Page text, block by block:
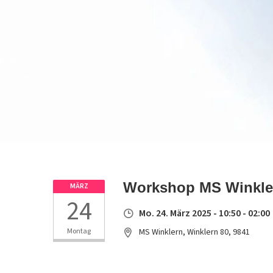
MÄRZ
24
Montag
Workshop MS
Mo. 24. März 2025 - 10:50 - 02:00
MS Winklern, Winklern 80, 9841